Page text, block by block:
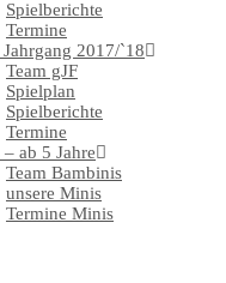
Spielberichte
Termine
Jahrgang 2017/`18
Team gJF
Spielplan
Spielberichte
Termine
ab 5 Jahre
Team Bambinis
unsere Minis
Termine Minis